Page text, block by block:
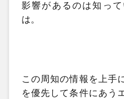
影響があるのは知っ
は。
この周知の情報を上手
を優先して条件にあう